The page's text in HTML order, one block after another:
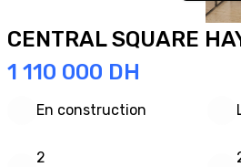
CENTRAL SQUARE
1 110 000 DH
En construction
2